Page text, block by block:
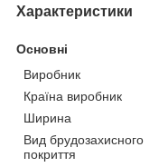
Характеристики
Основні
Виробник
Країна виробник
Ширина
Вид брудозахисного
покриття